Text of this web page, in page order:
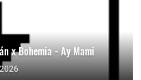
x Bohemia - Ay Mami